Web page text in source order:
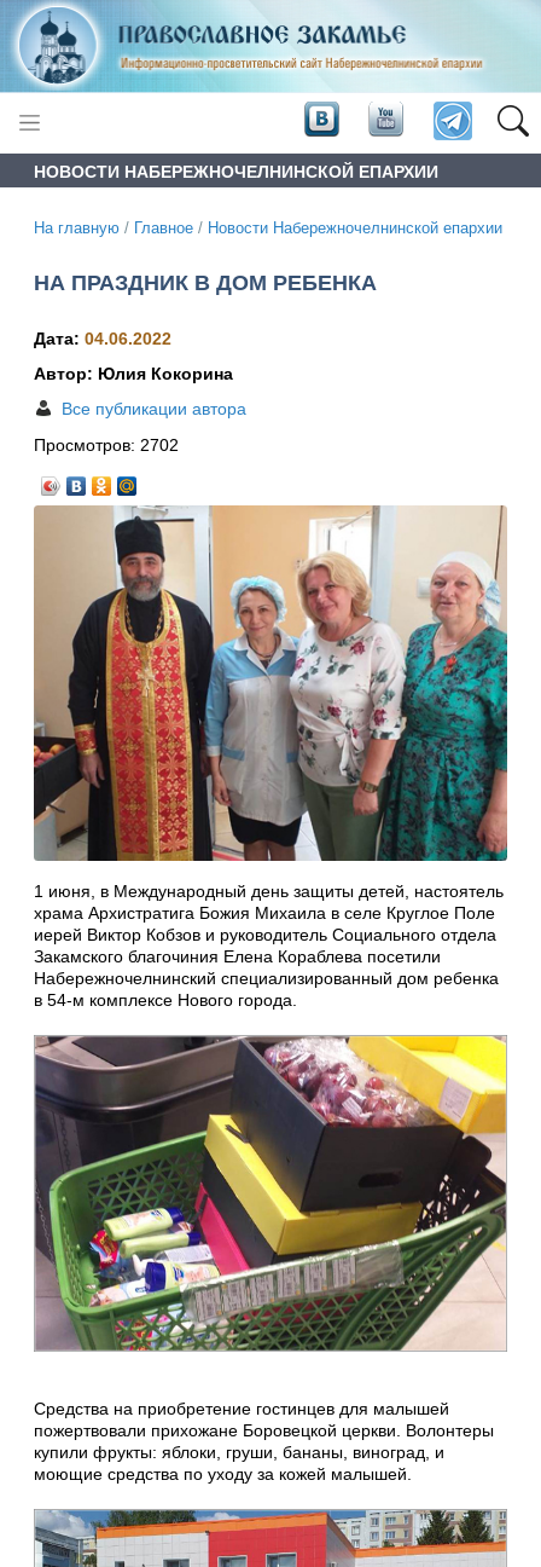
НОВОСТИ НАБЕРЕЖНОЧЕЛНИНСКОЙ ЕПАРХИИ
На главную / Главное / Новости Набережночелнинской епархии
НА ПРАЗДНИК В ДОМ РЕБЕНКА
Дата: 04.06.2022
Автор: Юлия Кокорина
Все публикации автора
Просмотров: 2702
1 июня, в Международный день защиты детей, настоятель
храма Архистратига Божия Михаила в селе Круглое Поле
иерей Виктор Кобзов и руководитель Социального отдела
Закамского благочиния Елена Кораблева посетили
Набережночелнинский специализированный дом ребенка
в 54-м комплексе Нового города.
Средства на приобретение гостинцев для малышей
пожертвовали прихожане Боровецкой церкви. Волонтеры
купили фрукты: яблоки, груши, бананы, виноград, и
моющие средства по уходу за кожей малышей.